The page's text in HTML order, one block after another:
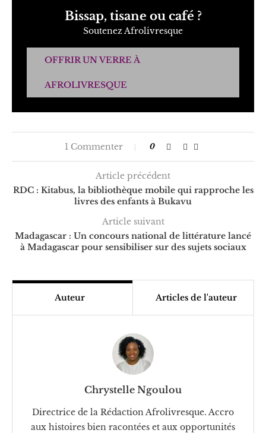
Bissap, tisane ou café ?
Soutenez Afrolivresque
OFFRIR UN VERRE À
AFROLIVRESQUE
1 Commenter 0
Article précédent
RDC : Kitabus, la bibliothèque mobile qui rapproche les
livres des enfants à Bukavu
Article suivant
Madagascar : Un concours national de littérature lancé
à Madagascar pour sensibiliser sur des sujets sociaux
Auteur Articles de l'auteur
Chrystelle Ngoulou
Directrice de la Rédaction Afrolivresque. Accro
aux histoires bien racontées et aux opportunités